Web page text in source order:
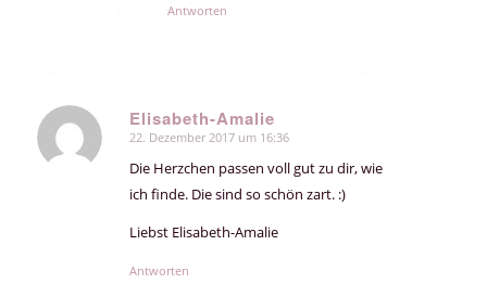
Antworten
Elisabeth-Amalie
sagte:
22. Dezember 2017 um 16:36
Die Herzchen passen voll gut zu dir, wie
ich finde. Die sind so schön zart. :)
Liebst Elisabeth-Amalie
Antworten